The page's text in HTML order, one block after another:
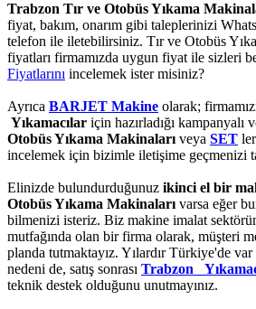
Trabzon Tır ve Otobüs Yıkama
fiyat, bakım, onarım gibi taleplerinizi
telefon ile iletebilirsiniz. Tır ve Otobüs
fiyatları firmamızda uygun fiyat ile sizleri
Fiyatlarını incelemek ister misiniz?
Ayrıca BARJET Makine olarak;
Yıkamacılar için hazırladığı kampanyalı
Otobüs Yıkama Makinalarıveya SET
incelemek için bizimle iletişime geçmenizi
Elinizde bulundurduğunuz ikinci el bir
Otobüs Yıkama Makinalarıvarsa eğer
bilmenizi isteriz. Biz makine imalat
mutfağında olan bir firma olarak, müşteri
planda tutmaktayız. Yılardır Türkiye'de var
nedeni de, satış sonrası Trabzon
teknik destek olduğunu unutmayınız.